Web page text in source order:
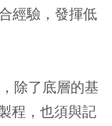
經驗，發揮低
除了底層的基
程，也須與記